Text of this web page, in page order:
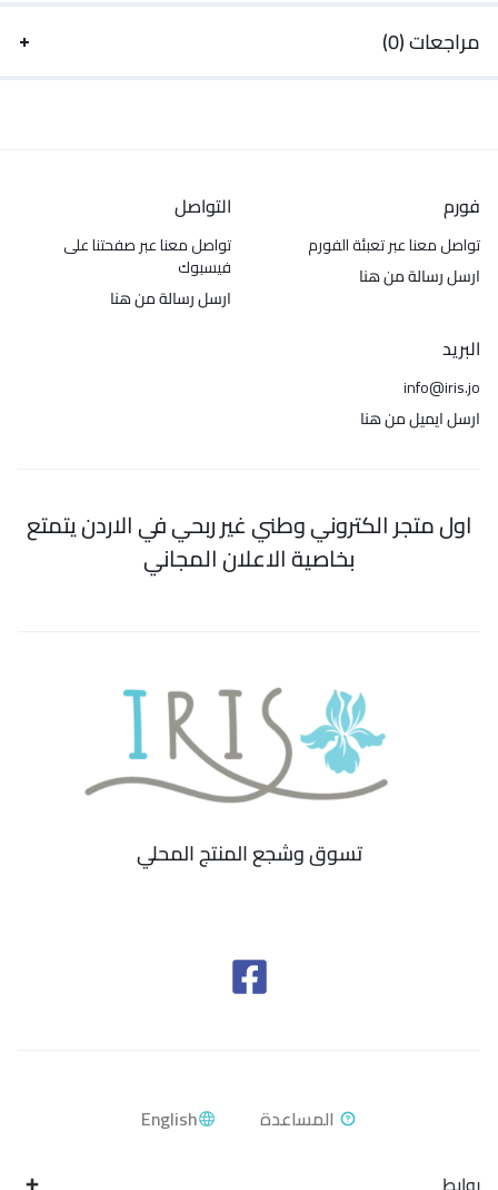
مراجعات (0)
فورم
تواصل معنا عبر تعبئة الفورم
ارسل رسالة من هنا
التواصل
تواصل معنا عبر صفحتنا على
فيسبوك
ارسل رسالة من هنا
البريد
info@iris.jo
ارسل ايميل من هنا
اول متجر الكتروني وطني غير ربحي في الاردن يتمتع
بخاصية الاعلان المجاني
تسوق وشجع المنتج المحلي
English